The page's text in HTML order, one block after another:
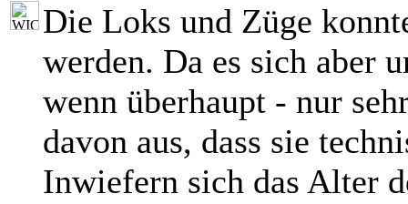
Die Loks und Züge
werden. Da es sich aber
wenn überhaupt - nur
davon aus, dass sie
Inwiefern sich das Alter